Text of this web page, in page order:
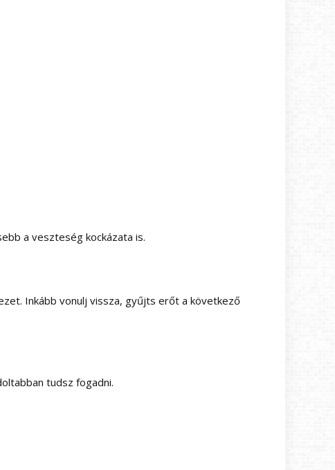
a veszteség kockázata is.
Inkább vonulj vissza, gyűjts erőt a következő
tudsz fogadni.